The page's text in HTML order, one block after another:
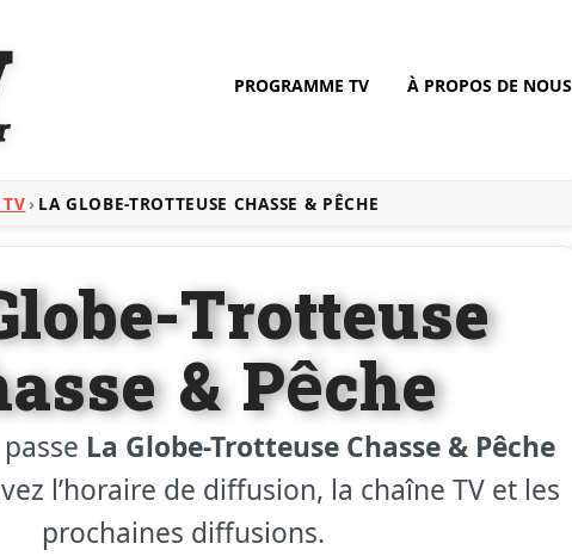
PROGRAMME TV À PROPOS DE NOUS
LA GLOBE-TROTTEUSE CHASSE & PÊCHE
Trotteuse
& Pêche
La Globe-Trotteuse Chasse & Pêche
l’horaire de diffusion, la chaîne TV et les
prochaines diffusions.